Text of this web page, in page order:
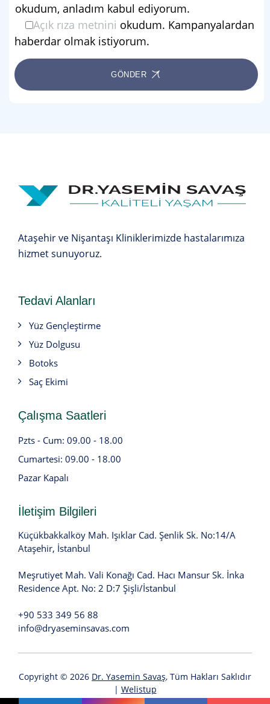
okudum, anladım kabul ediyorum.
Açık rıza metnini okudum. Kampanyalardan
haberdar olmak istiyorum.
GÖNDER
Ataşehir ve Nişantaşı Kliniklerimizde hastalarımıza
hizmet sunuyoruz.
Tedavi Alanları
Yüz Gençleştirme
Yüz Dolgusu
Botoks
Saç Ekimi
Çalışma Saatleri
Pzts - Cum: 09.00 - 18.00
Cumartesi: 09.00 - 18.00
Pazar Kapalı
İletişim Bilgileri
Küçükbakkalköy Mah. Işıklar Cad. Şenlik Sk. No:14/A
Ataşehir, İstanbul
Meşrutiyet Mah. Vali Konağı Cad. Hacı Mansur Sk. İnka
Residence Apt. No: 2 D:7 Şişli/İstanbul
+90 533 349 56 88
info@dryaseminsavas.com
Copyright © 2026 Dr. Yasemin Savaş, Tüm Hakları Saklıdır
| Welistup